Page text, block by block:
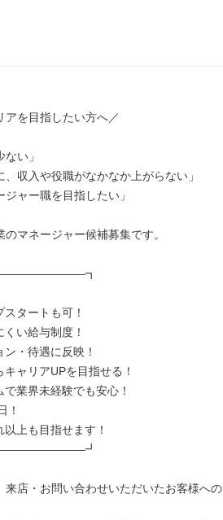
アを目指したい方へ／
い」
収入や役職がなかなか上がらない」
ャー職を目指したい」
マネージャー候補募集です。
タートも可！
い給与制度！
・待遇に反映！
ャリアUPを目指せる！
業界未経験でも安心！
！
上も目指せます！
来店・お問い合わせいただいたお客様への